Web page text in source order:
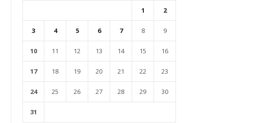
1 2
3 4 5 6 7 8 9
10 11 12 13 14 15 16
17 18 19 20 21 22 23
24 25 26 27 28 29 30
31